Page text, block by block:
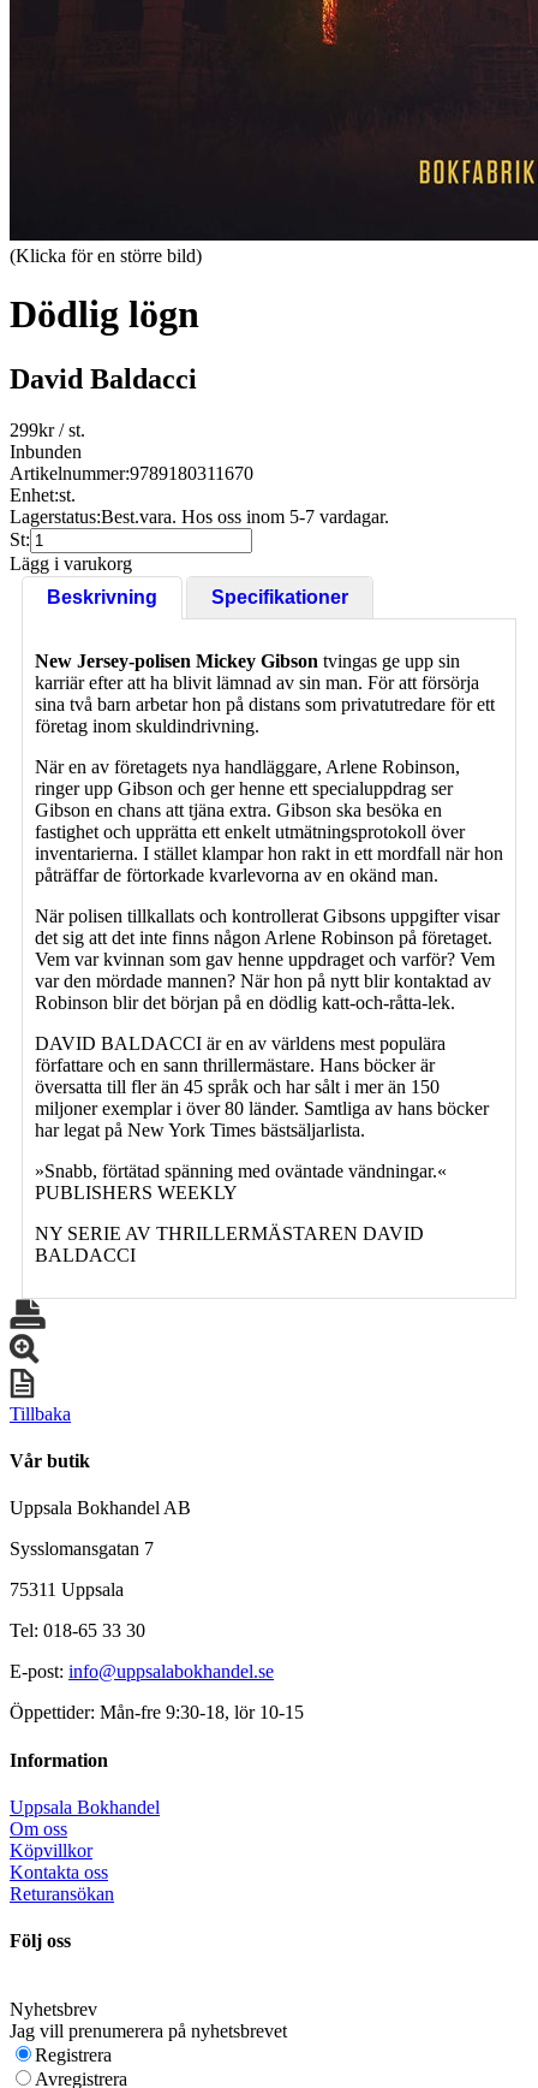
(Klicka för en större bild)
Dödlig lögn
David Baldacci
299kr/ st.
Inbunden
Artikelnummer:9789180311670
Enhet:st.
Lagerstatus:Best.vara. Hos oss inom 5-7 vardagar.
St:
Lägg i varukorg
Beskrivning
Specifikationer
New Jersey-polisen Mickey Gibson tvingas ge upp sin
karriär efter att ha blivit lämnad av sin man. För att försörja
sina två barn arbetar hon på distans som privatutredare för ett
företag inom skuldindrivning.
När en av företagets nya handläggare, Arlene Robinson,
ringer upp Gibson och ger henne ett specialuppdrag ser
Gibson en chans att tjäna extra. Gibson ska besöka en
fastighet och upprätta ett enkelt utmätningsprotokoll över
inventarierna. I stället klampar hon rakt in ett mordfall när hon
påträffar de förtorkade kvarlevorna av en okänd man.
När polisen tillkallats och kontrollerat Gibsons uppgifter visar
det sig att det inte finns någon Arlene Robinson på företaget.
Vem var kvinnan som gav henne uppdraget och varför? Vem
var den mördade mannen? När hon på nytt blir kontaktad av
Robinson blir det början på en dödlig katt-och-råtta-lek.
DAVID BALDACCI är en av världens mest populära
författare och en sann thrillermästare. Hans böcker är
översatta till fler än 45 språk och har sålt i mer än 150
miljoner exemplar i över 80 länder. Samtliga av hans böcker
har legat på New York Times bästsäljarlista.
»Snabb, förtätad spänning med oväntade vändningar.«
PUBLISHERS WEEKLY
NY SERIE AV THRILLERMÄSTAREN DAVID
BALDACCI
Tillbaka
Vår butik
Uppsala Bokhandel AB
Sysslomansgatan 7
75311 Uppsala
Tel: 018-65 33 30
E-post: info@uppsalabokhandel.se
Öppettider: Mån-fre 9:30-18, lör 10-15
Information
Uppsala Bokhandel
Om oss
Köpvillkor
Kontakta oss
Returansökan
Följ oss
Nyhetsbrev
Jag vill prenumerera på nyhetsbrevet
Registrera
Avregistrera